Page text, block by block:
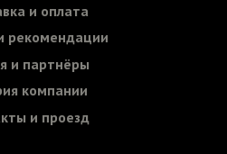
и оплата
рекомендации
и партнёры
компании
и проезд